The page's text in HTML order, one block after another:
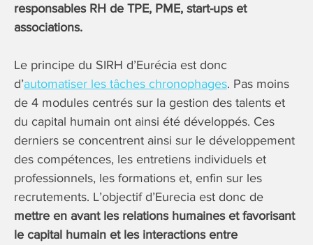
responsables RH de TPE, PME, start-ups et
associations.
Le principe du SIRH d’Eurécia est donc
d’automatiser les tâches chronophages. Pas moins
de 4 modules centrés sur la gestion des talents et
du capital humain ont ainsi été développés. Ces
derniers se concentrent ainsi sur le développement
des compétences, les entretiens individuels et
professionnels, les formations et, enfin sur les
recrutements. L’objectif d’Eurecia est donc de
mettre en avant les relations humaines et favorisant
le capital humain et les interactions entre